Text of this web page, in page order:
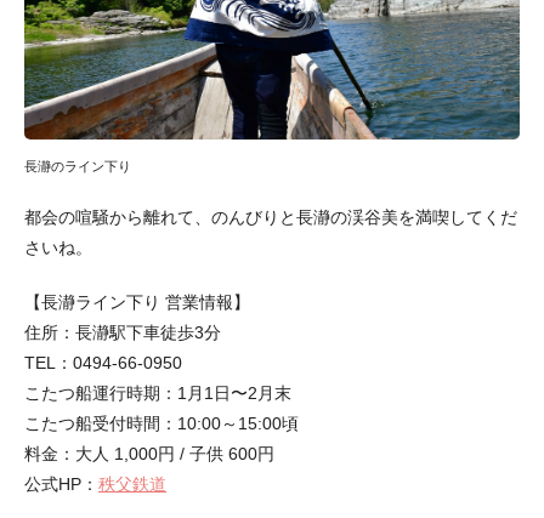
長瀞のライン下り
都会の喧騒から離れて、のんびりと長瀞の渓谷美を満喫してくだ
さいね。
【長瀞ライン下り 営業情報】
住所：長瀞駅下車徒歩3分
TEL：0494-66-0950
こたつ船運行時期：1月1日〜2月末
こたつ船受付時間：10:00～15:00頃
料金：大人 1,000円 / 子供 600円
公式HP： 秩父鉄道